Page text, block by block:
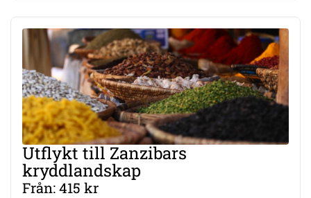
Utflykt till Zanzibars
kryddlandskap
Från: 415 kr